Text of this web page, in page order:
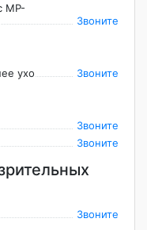
МР-
Звоните
ухо Звоните
Звоните
Звоните
Звоните